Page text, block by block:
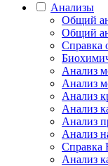
Анализы
Общий
Общий
Справка
Анализ
Анализ
Анализ
Анализ
Анализ
Анализ
Справка
Анализ